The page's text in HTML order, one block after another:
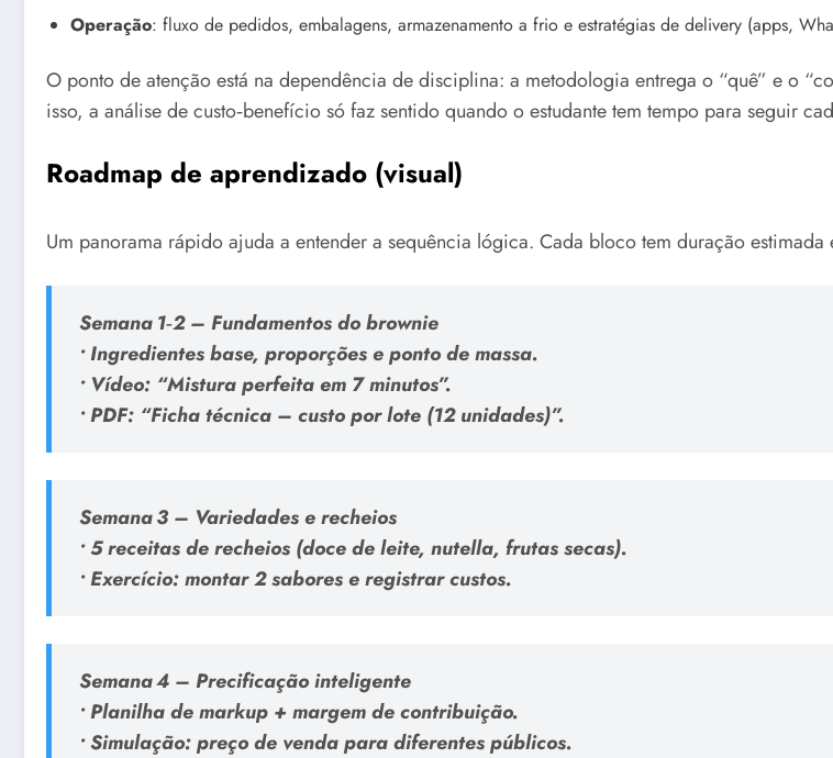
Operação: fluxo de pedidos, embalagens, armazenamento a frio e estratégias de delivery (apps,
O ponto de atenção está na dependência de disciplina: a metodologia entrega o “quê” e o
isso, a análise de custo‑benefício só faz sentido quando o estudante tem tempo para seguir
Roadmap de aprendizado (visual)
Um panorama rápido ajuda a entender a sequência lógica. Cada bloco tem duração
Semana 1‑2 – Fundamentos do brownie
• Ingredientes base, proporções e ponto de massa.
• Vídeo: “Mistura perfeita em 7 minutos”.
• PDF: “Ficha técnica – custo por lote (12 unidades)”.
Semana 3 – Variedades e recheios
• 5 receitas de recheios (doce de leite, nutella, frutas secas).
• Exercício: montar 2 sabores e registrar custos.
Semana 4 – Precificação inteligente
• Planilha de markup + margem de contribuição.
• Simulação: preço de venda para diferentes públicos.